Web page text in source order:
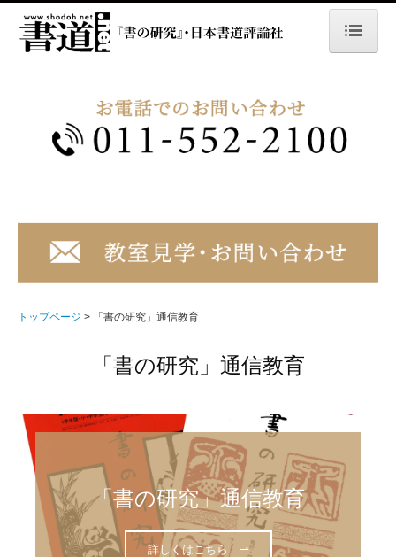
大人版
学生版
学生版最新号の成績
書道教室のご案内
小原道城書道教室
書道教室【北海道内】
書道教室【北海道外】
年間行事
トップページ 「書の研究」通信教育
「書の研究」通信教育
「書の研究」通信教育
詳しくはこちら ⇀